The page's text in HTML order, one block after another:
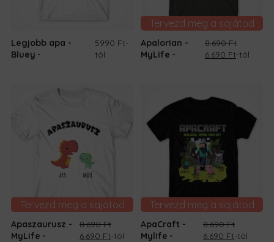
Legjobb apa -
Bluey
5990 Ft-
tól
Tervezd meg a sajátod
Apalorian -
MyLife
8.690Ft
Original
6.690 FtCurrent
-tól
Tervezd meg a sajátod
Apaszaurusz -
MyLife
8.690Ft
Original
6.690 FtCurrent
-tól
Tervezd meg a sajátod
ApaCraft -
Mylife
8.690Ft
Original
6.690 FtCurrent
-tól